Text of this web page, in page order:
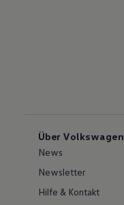
Über Volkswagen
News
Newsletter
Hilfe & Kontakt